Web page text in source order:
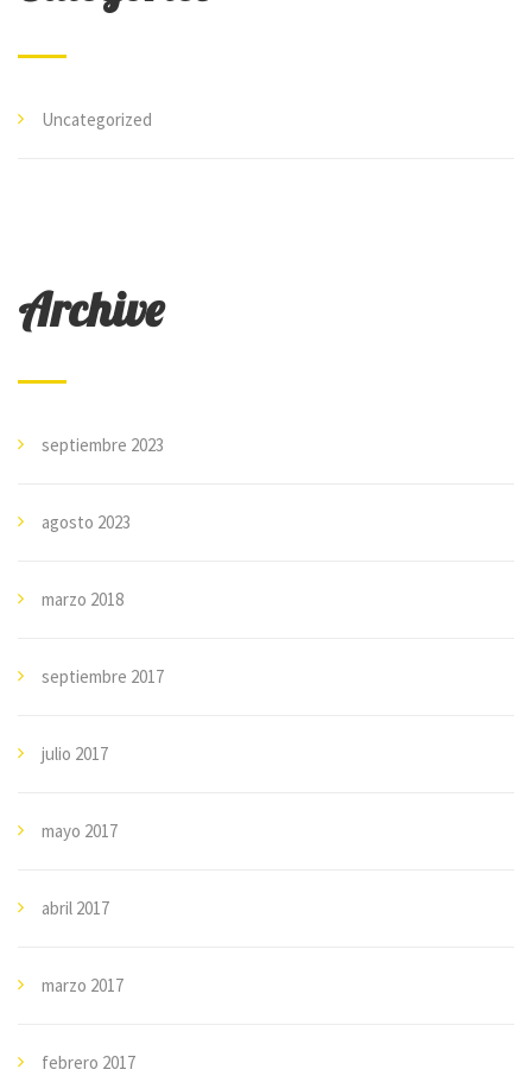
Uncategorized
Archive
septiembre 2023
agosto 2023
marzo 2018
septiembre 2017
julio 2017
mayo 2017
abril 2017
marzo 2017
febrero 2017